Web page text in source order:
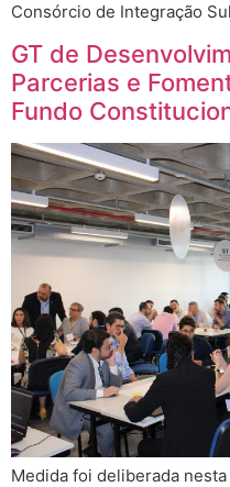
Consórcio de Integração
GT de
Parcerias e
Fundo
Medida foi deliberada